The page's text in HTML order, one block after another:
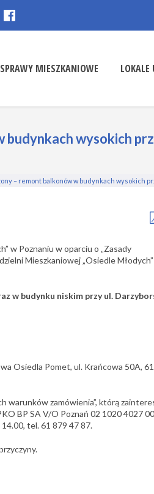
SPRAWY MIESZKANIOWE LOKALE
wysokich
– remont balkonów w budynkach wysokich
w Poznaniu w oparciu o „Zasady
Mieszkaniowej „Osiedle
w budynku niskim przy ul.
Osiedla Pomet, ul. Krańcowa 50A,
warunków zamówienia”, którą
BP SA V/O Poznań 02 1020 4027
tel. 61 879 47 87.